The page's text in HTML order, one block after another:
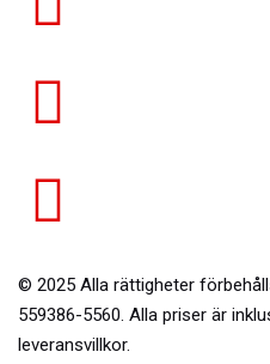
© 2025 Alla rättigheter
559386-5560. Alla priser är
leveransvillkor.